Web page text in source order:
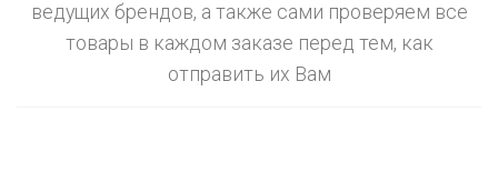
ведущих брендов, а также сами проверяем все
товары в каждом заказе перед тем, как
отправить их Вам